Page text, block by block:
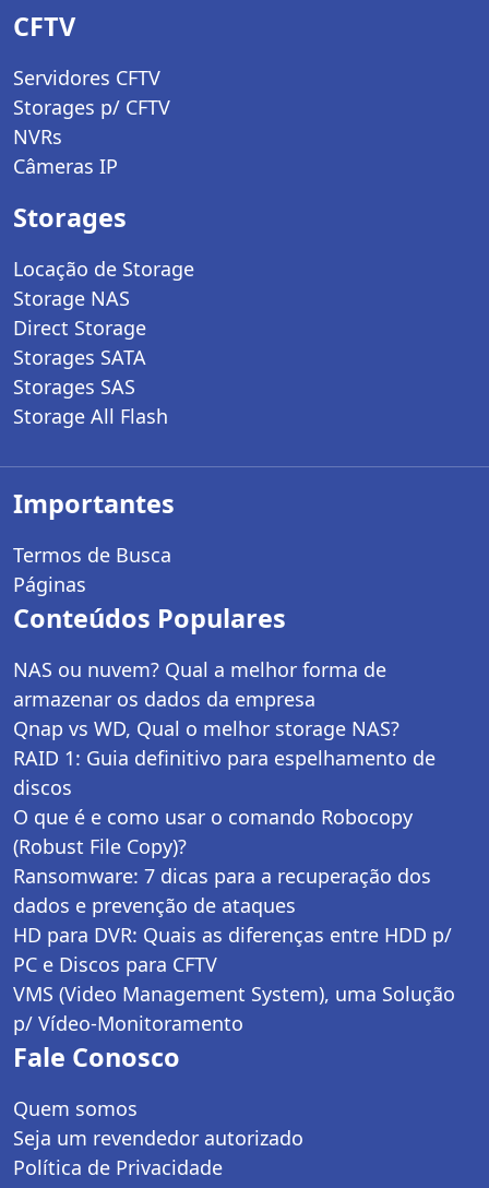
CFTV
Servidores CFTV
Storages p/ CFTV
NVRs
Câmeras IP
Storages
Locação de Storage
Storage NAS
Direct Storage
Storages SATA
Storages SAS
Storage All Flash
Importantes
Termos de Busca
Páginas
Conteúdos Populares
NAS ou nuvem? Qual a melhor forma de
armazenar os dados da empresa
Qnap vs WD, Qual o melhor storage NAS?
RAID 1: Guia definitivo para espelhamento de
discos
O que é e como usar o comando Robocopy
(Robust File Copy)?
Ransomware: 7 dicas para a recuperação dos
dados e prevenção de ataques
HD para DVR: Quais as diferenças entre HDD p/
PC e Discos para CFTV
VMS (Video Management System), uma Solução
p/ Vídeo-Monitoramento
Fale Conosco
Quem somos
Seja um revendedor autorizado
Política de Privacidade